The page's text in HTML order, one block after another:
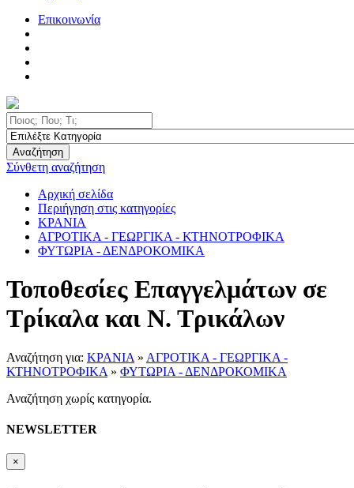
Επικοινωνία
Αναζήτηση
Σύνθετη αναζήτηση
Αρχική σελίδα
Περιήγηση στις κατηγορίες
ΚΡΑΝΙΑ
ΑΓΡΟΤΙΚΑ - ΓΕΩΡΓΙΚΑ - ΚΤΗΝΟΤΡΟΦΙΚΑ
ΦΥΤΩΡΙΑ - ΔΕΝΔΡΟΚΟΜΙΚΑ
Τοποθεσίες Επαγγελμάτων σε
Τρίκαλα και Ν. Τρικάλων
Αναζήτηση για: ΚΡΑΝΙΑ » ΑΓΡΟΤΙΚΑ - ΓΕΩΡΓΙΚΑ -
ΚΤΗΝΟΤΡΟΦΙΚΑ » ΦΥΤΩΡΙΑ - ΔΕΝΔΡΟΚΟΜΙΚΑ
Αναζήτηση χωρίς κατηγορία.
NEWSLETTER
×